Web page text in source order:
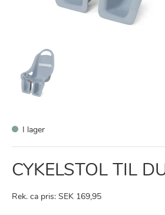
I lager
CYKELSTOL TIL
Rek. ca pris: SEK 169,95